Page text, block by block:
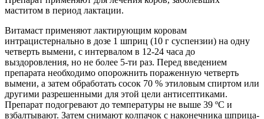
маститом в период лактации.
Витамаст применяют лактирующим коровам
интрацистернально в дозе 1 шприц (10 г суспензии) на одну
четверть вымени, с интервалом в 12-24 часа до
выздоровления, но не более 5-ти раз. Перед введением
препарата необходимо опорожнить пораженную четверть
вымени, а затем обработать сосок 70 % этиловым спиртом или
другими разрешенными для этой цели антисептиками.
Препарат подогревают до температуры не выше 39 ºС и
взбалтывают. Затем снимают колпачок с наконечника шприца-